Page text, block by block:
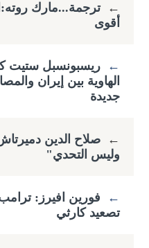
← ترجمة...مارك
أقوى
←
ريسبونسبل ستيت
الهاوية بين إيران
جديدة
←
صلاح الدين
وليس التحدي"
←
فورين افيرز:
تصعيد كارثي